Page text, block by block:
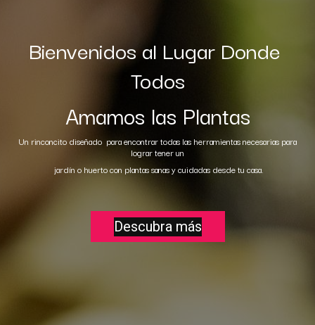
Bienvenidos al Lugar Donde
Todos
Amamos las Plantas
Un rinconcito diseñado para encontrar todas las herramientas necesarias para
lograr tener un
jardín o huerto con plantas sanas y cuidadas desde tu casa.
Descubra más